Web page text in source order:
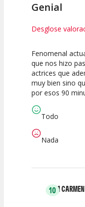
Genial
Desglose
10
Calidad del
Espectáculo
Fenomenal
que nos hizo
actrices que
muy bien sino
por esos 90
Todo
Nada
10M